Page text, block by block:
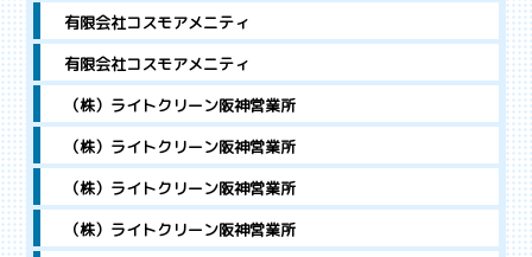
有限会社コスモアメニティ
有限会社コスモアメニティ
（株）ライトクリーン阪神営業所
（株）ライトクリーン阪神営業所
（株）ライトクリーン阪神営業所
（株）ライトクリーン阪神営業所